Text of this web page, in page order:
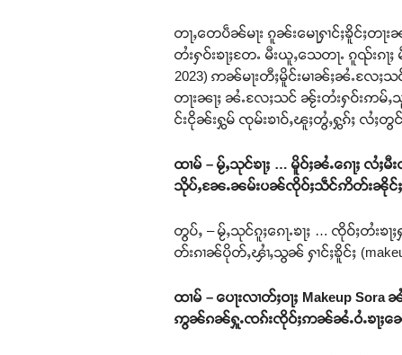
တႃႇတေပဵၼ်မႃး ၵူၼ်းမေႃႁၢင်ႈၶိူင်ႈတႃ
တႆးႁဝ်းၶႃႈတႄႉ မီးယူႇသေတႃႉ ၵူၺ်းၵႃႈ
2023) ဢၼ်မႃးတီႈမိူင်းမၢၼ်ႈၼႆႉလႄႈ
တႃးၼႃႈ ၼႆႉလႄႈသင် ၼႂ်းတႆးႁဝ်းဢမ်ႇ
င်းငိုၼ်းႁွမ် ၸုမ်းၶၢဝ်ႇၽူႈတွႆႇႁွၵ်ႈ လႆႈတွ
ထၢမ် – မႂ်ႇသုင်ၶႃႈ … မိူဝ်ႈၼႆႉၵေႃႈ လႆႈ
သိုပ်ႇၼႄႉၼမ်းပၼ်ၸိုဝ်ႈသဵင်ဢိတ်းၼိုင်ႈၶ
တွပ်ႇ – မႂ်ႇသုင်ၵူႈၵေႃႉၶႃႈ … ၸိုဝ်ႈတႆး
တ်းၵၢၼ်ပိုတ်ႇၾၢႆႇသွၼ် ႁၢင်ႈၶိူင်ႈ
ထၢမ် – ပေႃးလၢတ်ႈဝႃႈ Makeup
ဢွၼ်ၵၼ်ႁူႉၸၵ်းၸိုဝ်ႈဢၼ်ၼႆႉဝႆႉၶႃႈၼေ